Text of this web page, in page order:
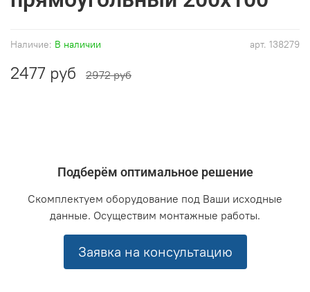
арт. 138279
Наличие: В наличии
2477 руб 2972 руб
Подберём оптимальное решение
Скомплектуем оборудование под Ваши исходные
данные. Осуществим монтажные работы.
Заявка на консультацию